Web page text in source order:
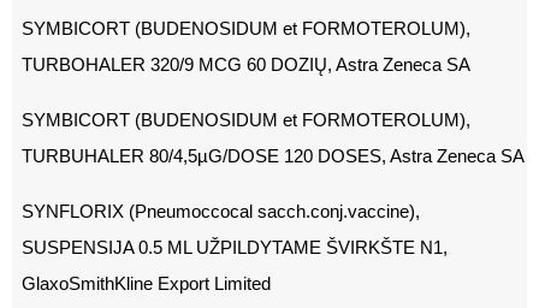
SYMBICORT (BUDENOSIDUM et FORMOTEROLUM),
TURBOHALER 320/9 MCG 60 DOZIŲ, Astra Zeneca SA
SYMBICORT (BUDENOSIDUM et FORMOTEROLUM),
TURBUHALER 80/4,5µG/DOSE 120 DOSES, Astra Zeneca SA
SYNFLORIX (Pneumoccocal sacch.conj.vaccine),
SUSPENSIJA 0.5 ML UŽPILDYTAME ŠVIRKŠTE N1,
GlaxoSmithKline Export Limited